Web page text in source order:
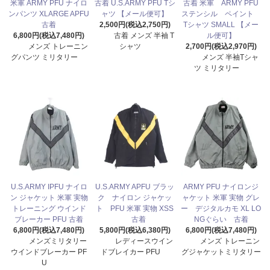
米軍 ARMY PFU ナイロ
ンパンツ XLARGE APFU
古着
6,800円(税込7,480円)
メンズ トレーニン
グパンツ ミリタリー
古着 U.S.ARMY PFU Tシ
ャツ 【メール便可】
2,500円(税込2,750円)
古着 メンズ 半袖 T
シャツ
古着 米軍 ARMY PFU
ステンシル ペイント
Tシャツ SMALL 【メー
ル便可】
2,700円(税込2,970円)
メンズ 半袖Tシャ
ツ ミリタリー
U.S.ARMY IPFU ナイロ
ン ジャケット 米軍 実物
トレーニング ウインド
ブレーカー PFU 古着
6,800円(税込7,480円)
メンズミリタリー
ウインドブレーカー PF
U
U.S.ARMY APFU ブラッ
ク ナイロン ジャケッ
ト PFU 米軍 実物 XSS
古着
5,800円(税込6,380円)
レディースウイン
ドブレイカー PFU
ARMY PFU ナイロンジ
ャケット 米軍 実物 グレ
ー デジタルカモ XL LO
NGぐらい 古着
6,800円(税込7,480円)
メンズ トレーニン
グジャケットミリタリー